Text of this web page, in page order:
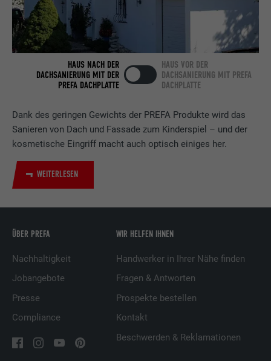
Dank des geringen Gewichts der PREFA Produkte wird das
Sanieren von Dach und Fassade zum Kinderspiel – und der
kosmetische Eingriff macht auch optisch einiges her.
WEITERLESEN
HAUS NACH DER
DACHSANIERUNG MIT DER
PREFA DACHPLATTE
HAUS VOR DER
DACHSANIERUNG MIT PREFA
DACHPLATTE
ÜBER PREFA
Nachhaltigkeit
Jobangebote
Presse
Compliance
WIR HELFEN IHNEN
Handwerker in Ihrer Nähe finden
Fragen & Antworten
Prospekte bestellen
Kontakt
Beschwerden & Reklamationen
Name bscookie
Anbieter LinkedIn
Laufzeit 2 Jahre
Zweck
LinkedIn für die Verfolgung der
Verwendung von eingebetteten
Dienstleistungen.
Name
Anbieter LinkedIn
Laufzeit
Wird verwendet, um Besucher auf
mehreren Webseiten zu verfolgen, um
Präferenzen des Besuchers zu
präsentieren.